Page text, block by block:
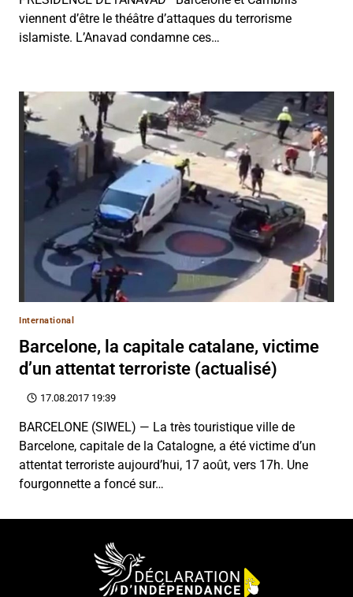
viennent d’être le théâtre d’attaques du terrorisme
islamiste. L’Anavad condamne ces…
International
Barcelone, la capitale catalane, victime
d’un attentat terroriste (actualisé)
17.08.2017 19:39
BARCELONE (SIWEL) — La très touristique ville de
Barcelone, capitale de la Catalogne, a été victime d’un
attentat terroriste aujourd’hui, 17 août, vers 17h. Une
fourgonnette a foncé sur…